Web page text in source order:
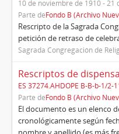
10 de noviembre de 1910 - 21
Parte deFondo B (Archivo
Rescripto de la Sagrada
petición de retraso de
Sagrada Congregación de
ES 37274.AHDOPE B-B-b-1/2-
Parte deFondo B (Archivo
El documento es un elenco
cronológicamente según